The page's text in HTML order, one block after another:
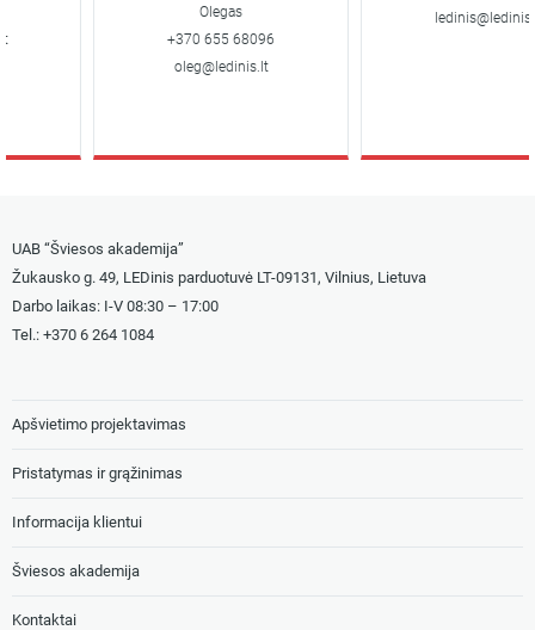
Olegas
+370 655 68096
oleg@ledinis.lt
ledinis@ledinis.lt
UAB “Šviesos akademija”
Žukausko g. 49, LEDinis parduotuvė LT-09131, Vilnius, Lietuva
Darbo laikas: I-V 08:30 – 17:00
Tel.: +370 6 264 1084
Apšvietimo projektavimas
Pristatymas ir grąžinimas
Informacija klientui
Šviesos akademija
Kontaktai